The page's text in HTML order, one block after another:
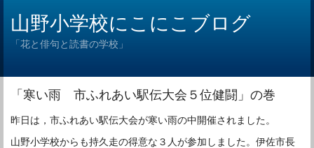
山野小学校にこにこブログ
「花と俳句と読書の学校」
「寒い雨 市ふれあい駅伝大会５位健闘」の巻
昨日は，市ふれあい駅伝大会が寒い雨の中開催されました。
山野小学校からも持久走の得意な３人が参加しました。伊佐市長